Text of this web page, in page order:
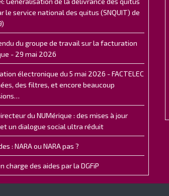
le service national des quitus (SNQUIT) de
du groupe de travail sur la facturation
- 29 mai 2026
électronique du 5 mai 2026 - FACTELEC
des filtres, et encore beaucoup
du NUMérique : des mises à jour
un dialogue social ultra réduit
: NARA ou NARA pas ?
charge des aides par la DGFiP